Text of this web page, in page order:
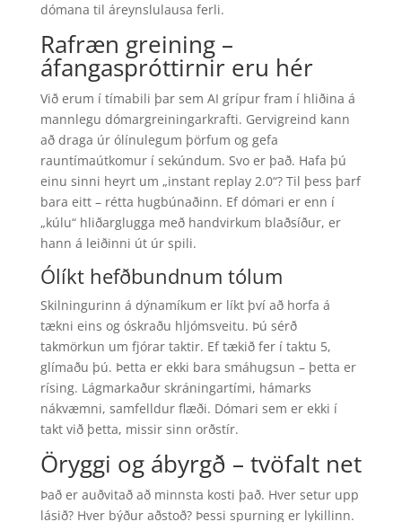
dómana til áreynslulausa ferli.
Rafræn greining –
áfangaspróttirnir eru hér
Við erum í tímabili þar sem AI grípur fram í hliðina á
mannlegu dómargreiningarkrafti. Gervigreind kann
að draga úr ólínulegum þörfum og gefa
rauntímaútkomur í sekúndum. Svo er það. Hafa þú
einu sinni heyrt um „instant replay 2.0“? Til þess þarf
bara eitt – rétta hugbúnaðinn. Ef dómari er enn í
„kúlu“ hliðarglugga með handvirkum blaðsíður, er
hann á leiðinni út úr spili.
Ólíkt hefðbundnum tólum
Skilningurinn á dýnamíkum er líkt því að horfa á
tækni eins og óskraðu hljómsveitu. Þú sérð
takmörkun um fjórar taktir. Ef tækið fer í taktu 5,
glímaðu þú. Þetta er ekki bara smáhugsun – þetta er
rísing. Lágmarkaður skráningartími, hámarks
nákvæmni, samfelldur flæði. Dómari sem er ekki í
takt við þetta, missir sinn orðstír.
Öryggi og ábyrgð – tvöfalt net
Það er auðvitað að minnsta kosti það. Hver setur upp
lásið? Hver býður aðstoð? Þessi spurning er lykillinn.